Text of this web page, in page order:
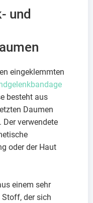
und
eingeklemmten
besteht aus
Daumen
verwendete
oder der Haut
einem sehr
der sich